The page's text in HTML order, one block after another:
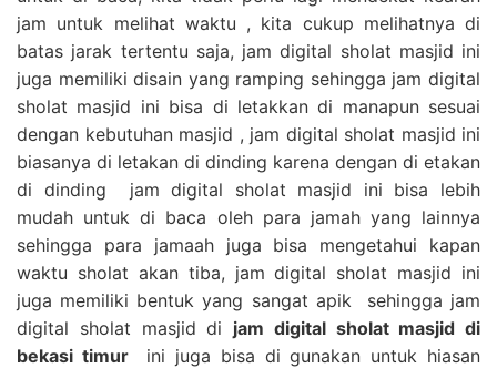
jam untuk melihat waktu , kita cukup melihatnya di
batas jarak tertentu saja, jam digital sholat masjid ini
juga memiliki disain yang ramping sehingga jam digital
sholat masjid ini bisa di letakkan di manapun sesuai
dengan kebutuhan masjid , jam digital sholat masjid ini
biasanya di letakan di dinding karena dengan di etakan
di dinding jam digital sholat masjid ini bisa lebih
mudah untuk di baca oleh para jamah yang lainnya
sehingga para jamaah juga bisa mengetahui kapan
waktu sholat akan tiba, jam digital sholat masjid ini
juga memiliki bentuk yang sangat apik sehingga jam
digital sholat masjid di jam digital sholat masjid di
bekasi timur
ini juga bisa di gunakan untuk hiasan